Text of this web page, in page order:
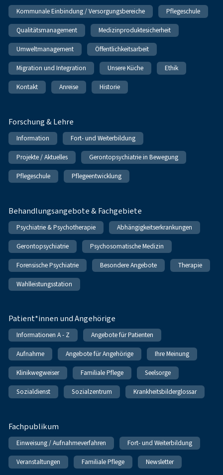
Kommunale Einbindung / Versorgungsbereiche Pflegeschule
Qualitätsmanagement Medizinproduktesicherheit
Umweltmanagement Öffentlichkeitsarbeit
Migration und Integration Unsere Küche Ethik
Kontakt Anreise Historie
Forschung & Lehre
Information Fort- und Weiterbildung
Projekte / Aktuelles Gerontopsychiatrie in Bewegung
Pflegeschule Pflegeentwicklung
Behandlungsangebote & Fachgebiete
Psychiatrie & Psychotherapie Abhängigkeitserkrankungen
Gerontopsychiatrie Psychosomatische Medizin
Forensische Psychiatrie Besondere Angebote Therapie
Wahlleistungsstation
Patient*innen und Angehörige
Informationen A - Z Angebote für Patienten
Aufnahme Angebote für Angehörige Ihre Meinung
Klinikwegweiser Familiale Pflege Seelsorge
Sozialdienst Sozialzentrum Krankheitsbilderglossar
Fachpublikum
Einweisung / Aufnahmeverfahren Fort- und Weiterbildung
Veranstaltungen Familiale Pflege Newsletter